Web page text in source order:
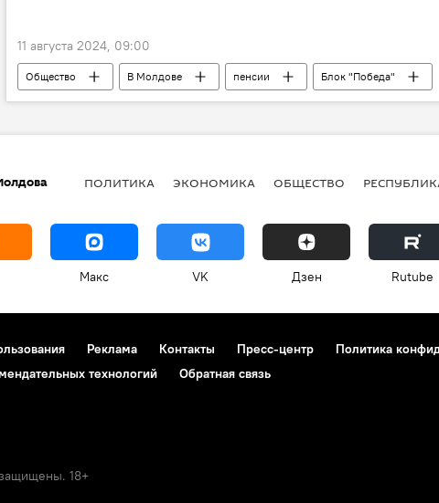
11 августа 2024, 09:00
Общество В Молдове пенсии Блок "Победа"
ПОЛИТИКА ЭКОНОМИКА ОБЩЕСТВО
Макс VK Дзен Rutube
Реклама Контакты Пресс-центр Политика
технологий
Обратная связь
18+